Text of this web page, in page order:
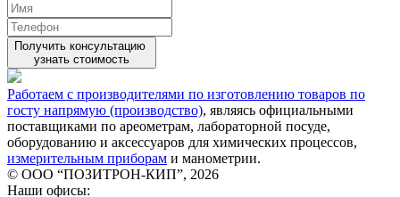
Получить консультацию
узнать стоимость
Работаем с производителями по изготовлению товаров по
госту напрямую (производство), являясь официальными
поставщиками по ареометрам, лабораторной посуде,
оборудованию и аксессуаров для химических процессов,
измерительным приборам и манометрии.
© ООО “ПОЗИТРОН-КИП”, 2026
Наши офисы: